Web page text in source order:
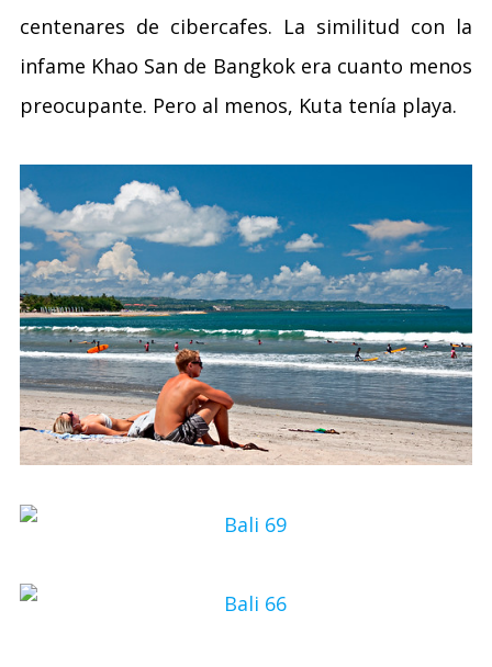
centenares de cibercafes. La similitud con la
infame Khao San de Bangkok era cuanto menos
preocupante. Pero al menos, Kuta tenía playa.